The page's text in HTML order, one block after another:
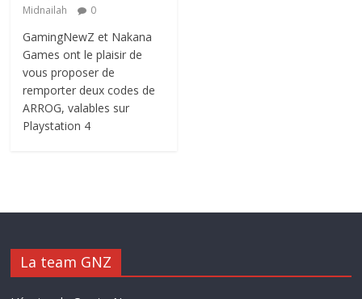
Midnailah
0
GamingNewZ et Nakana
Games ont le plaisir de
vous proposer de
remporter deux codes de
ARROG, valables sur
Playstation 4
La team GNZ